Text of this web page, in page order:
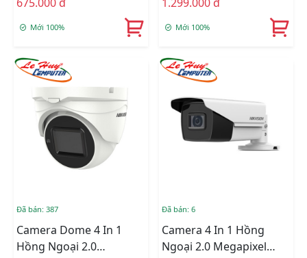
Mới 100%
DS-2CE5AD3T-VPIT3ZF
Mới 100%
Đã bán: 387
Camera Dome 4 In 1
Hồng Ngoại 2.0
Đã bán: 6
Camera 4 In 1 Hồng
Ngoại 2.0 Megapixel